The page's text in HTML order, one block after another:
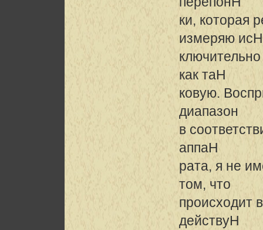
ки, которая
измеряю исH
как таH
ковую.
диапазон
в
аппаH
рата, я не
том, что
происходит
действуH